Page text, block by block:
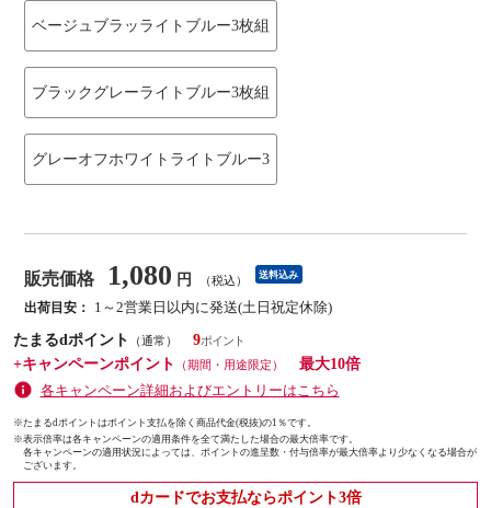
ベージュブラッライトブルー3枚組
ブラックグレーライトブルー3枚組
グレーオフホワイトライトブルー3
販売価格 1,080 円 （税込） 送料込み
出荷目安：
1～2営業日以内に発送(土日祝定休除)
たまるdポイント
（通常）
9
+キャンペーンポイント
（期間・用途限定）
最大10倍
各キャンペーン詳細およびエントリーはこちら
※たまるdポイントはポイント支払を除く商品代金(税抜)の1％です。
※表示倍率は各キャンペーンの適用条件を全て満たした場合の最大倍率です。
各キャンペーンの適用状況によっては、ポイントの進呈数・付与倍率が最大倍率より少なくなる場合が
ございます。
dカードでお支払ならポイント3倍